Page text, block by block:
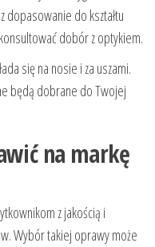
dopasowanie do kształtu
dobór z optykiem.
się na nosie i za uszami.
będą dobrane do Twojej
na markę
z jakością i
Wybór takiej oprawy może